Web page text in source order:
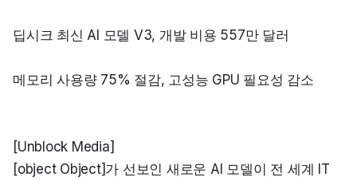
딥시크 최신 AI 모델 V3, 개발 비용 557만 달러
메모리 사용량 75% 절감, 고성능 GPU 필요성 감소
[Unblock Media]
[object Object]가 선보인 새로운 AI 모델이 전 세계 IT